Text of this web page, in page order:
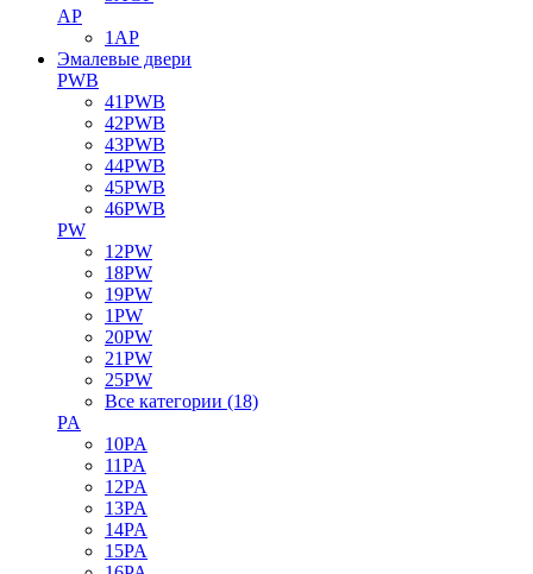
AP
1AP
Эмалевые двери
PWB
41PWB
42PWB
43PWB
44PWB
45PWB
46PWB
PW
12PW
18PW
19PW
1PW
20PW
21PW
25PW
Все категории (18)
PA
10PA
11PA
12PA
13PA
14PA
15PA